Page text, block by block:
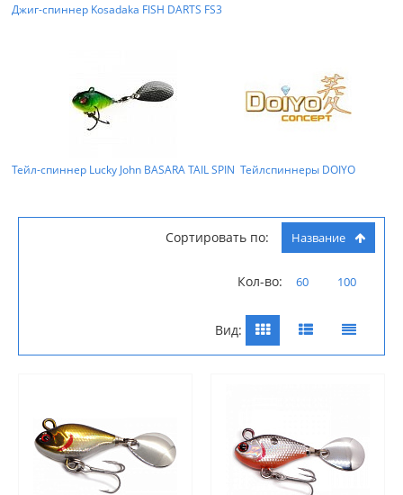
Джиг-спиннер Kosadaka FISH DARTS FS3
Тейл-спиннер Lucky John BASARA TAIL SPIN Тейлспиннеры DOIYO
Сортировать по: Название
Кол-во: 60 100
Вид: